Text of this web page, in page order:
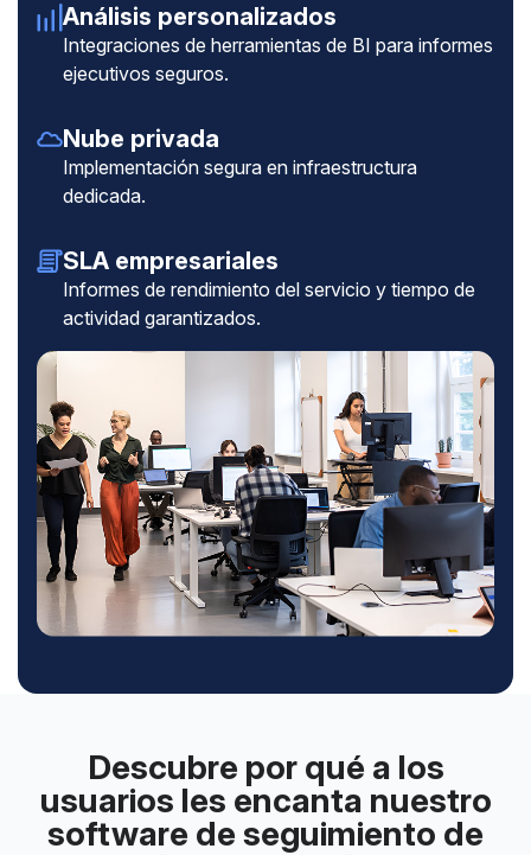
Análisis personalizados
Integraciones de herramientas de BI para informes
ejecutivos seguros.
Nube privada
Implementación segura en infraestructura
dedicada.
SLA empresariales
Informes de rendimiento del servicio y tiempo de
actividad garantizados.
Descubre por qué a los
usuarios les encanta nuestro
software de seguimiento de